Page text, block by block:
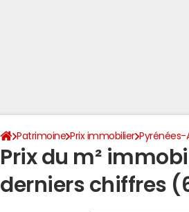
Patrimoine Prix immobilier
Prix du m²
derniers chiffres